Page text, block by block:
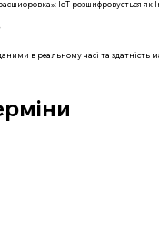
IoT розшифровується як
в реальному часі та здатність